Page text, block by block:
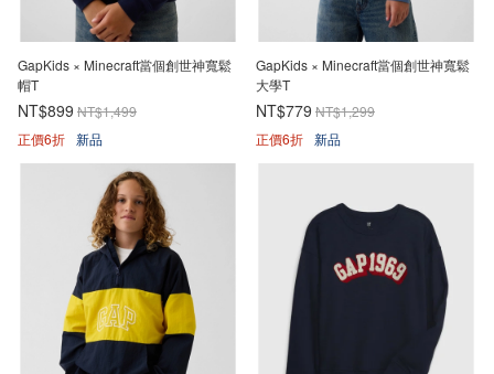
GapKids × Minecraft當個創世神寬鬆
帽T
NT$899 NT$1,499
正價6折 新品
GapKids × Minecraft當個創世神寬鬆
大學T
NT$779 NT$1,299
正價6折 新品